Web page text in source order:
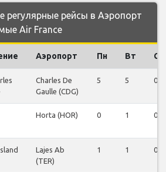
регулярные рейсы в Аэропорт
Air France
Аэропорт Пн Вт Ср
Charles De
Gaulle (CDG)
5 5 0
Horta (HOR) 0 1 0
Lajes Ab
(TER)
1 1 0